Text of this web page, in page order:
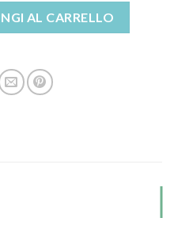
AL CARRELLO